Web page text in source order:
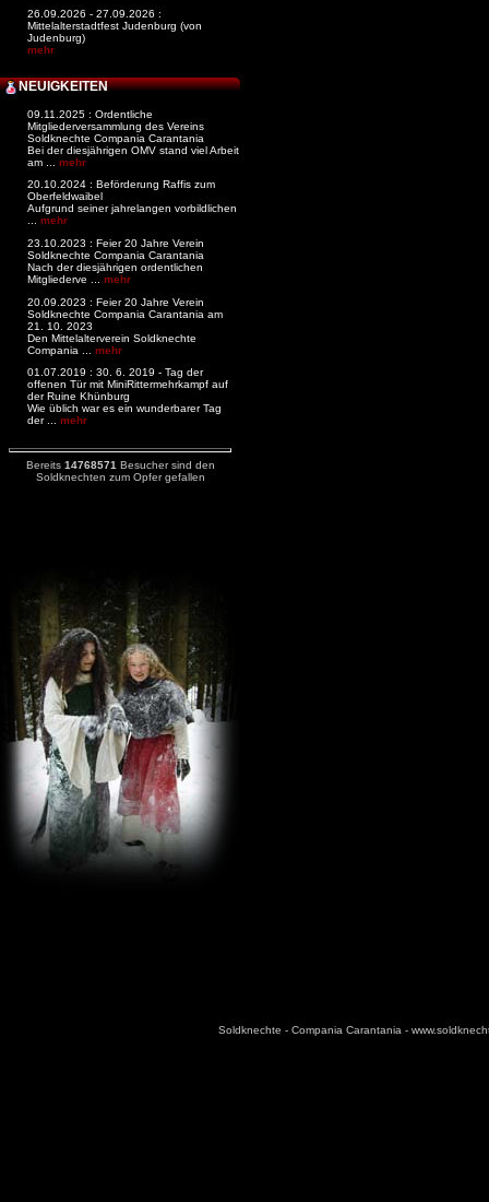
26.09.2026 - 27.09.2026 :
Mittelalterstadtfest Judenburg (von
Judenburg)
mehr
NEUIGKEITEN
09.11.2025 : Ordentliche
Mitgliederversammlung des Vereins
Soldknechte Compania Carantania
Bei der diesjährigen OMV stand viel Arbeit
am ... mehr
20.10.2024 : Beförderung Raffis zum
Oberfeldwaibel
Aufgrund seiner jahrelangen vorbildlichen
... mehr
23.10.2023 : Feier 20 Jahre Verein
Soldknechte Compania Carantania
Nach der diesjährigen ordentlichen
Mitgliederve ... mehr
20.09.2023 : Feier 20 Jahre Verein
Soldknechte Compania Carantania am
21. 10. 2023
Den Mittelalterverein Soldknechte
Compania ... mehr
01.07.2019 : 30. 6. 2019 - Tag der
offenen Tür mit MiniRittermehrkampf auf
der Ruine Khünburg
Wie üblich war es ein wunderbarer Tag
der ... mehr
Bereits 14768571 Besucher sind den
Soldknechten zum Opfer gefallen
Soldknechte - Compania Carantania -